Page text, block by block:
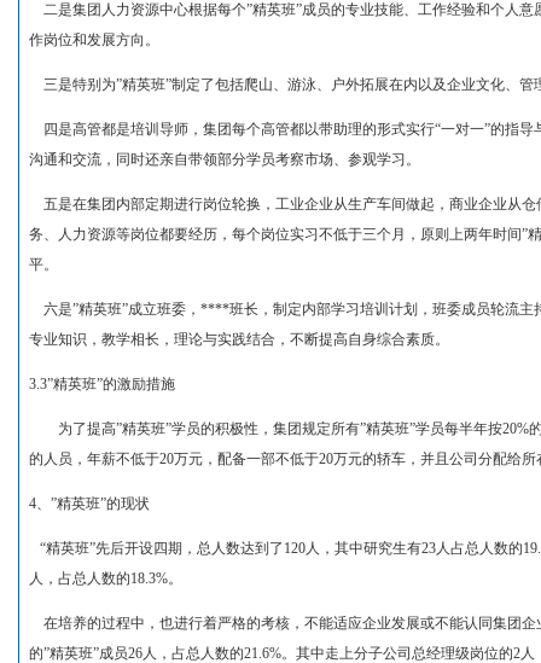
二是集团人力资源中心根据每个”精英班”成员的专业技能、工作经验和个人意
作岗位和发展方向。
三是特别为”精英班”制定了包括爬山、游泳、户外拓展在内以及企业文化、
四是高管都是培训导师，集团每个高管都以带助理的形式实行“一对一”的指导
沟通和交流，同时还亲自带领部分学员考察市场、参观学习。
五是在集团内部定期进行岗位轮换，工业企业从生产车间做起，商业企业从
务、人力资源等岗位都要经历，每个岗位实习不低于三个月，原则上两年时间”
平。
六是”精英班”成立班委，****班长，制定内部学习培训计划，班委成员轮流主
专业知识，教学相长，理论与实践结合，不断提高自身综合素质。
3.3”精英班”的激励措施
为了提高”精英班”学员的积极性，集团规定所有”精英班”学员每半年按20%
的人员，年薪不低于20万元，配备一部不低于20万元的轿车，并且公司分配给
4、”精英班”的现状
“精英班”先后开设四期，总人数达到了120人，其中研究生有23人占总人数的
人，占总人数的18.3%。
在培养的过程中，也进行着严格的考核，不能适应企业发展或不能认同集团
的”精英班”成员26人，占总人数的21.6%。其中走上分子公司总经理级岗位的2